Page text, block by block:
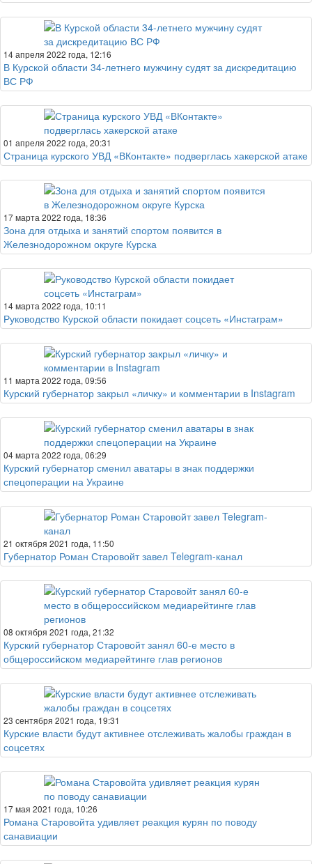
14 апреля 2022 года, 12:16
В Курской области 34-летнего мужчину судят за дискредитацию
ВС РФ
01 апреля 2022 года, 20:31
Страница курского УВД «ВКонтакте» подверглась хакерской атаке
17 марта 2022 года, 18:36
Зона для отдыха и занятий спортом появится в
Железнодорожном округе Курска
14 марта 2022 года, 10:11
Руководство Курской области покидает соцсеть «Инстаграм»
11 марта 2022 года, 09:56
Курский губернатор закрыл «личку» и комментарии в Instagram
04 марта 2022 года, 06:29
Курский губернатор сменил аватары в знак поддержки
спецоперации на Украине
21 октября 2021 года, 11:50
Губернатор Роман Старовойт завел Telegram-канал
08 октября 2021 года, 21:32
Курский губернатор Старовойт занял 60-е место в
общероссийском медиарейтинге глав регионов
23 сентября 2021 года, 19:31
Курские власти будут активнее отслеживать жалобы граждан в
соцсетях
17 мая 2021 года, 10:26
Романа Старовойта удивляет реакция курян по поводу
санавиации